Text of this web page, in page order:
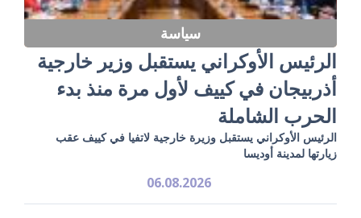
سياسة
الرئيس الأوكراني يستقبل وزير خارجية
أذربيجان في كييف لأول مرة منذ بدء
الحرب الشاملة
الرئيس الأوكراني يستقبل وزيرة خارجية لاتفيا في كييف عقب
زيارتها لمدينة أوديسا
06.08.2026